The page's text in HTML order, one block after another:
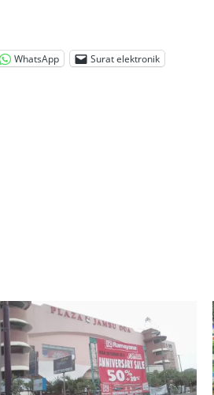
WhatsApp Surat elektronik